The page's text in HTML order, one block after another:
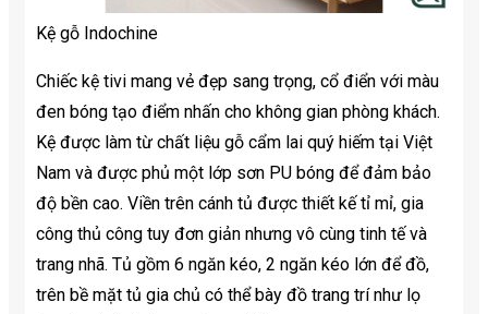
Kệ gỗ Indochine
Chiếc kệ tivi mang vẻ đẹp sang trọng, cổ điển với màu
đen bóng tạo điểm nhấn cho không gian phòng khách.
Kệ được làm từ chất liệu gỗ cẩm lai quý hiếm tại Việt
Nam và được phủ một lớp sơn PU bóng để đảm bảo
độ bền cao. Viền trên cánh tủ được thiết kế tỉ mỉ, gia
công thủ công tuy đơn giản nhưng vô cùng tinh tế và
trang nhã. Tủ gồm 6 ngăn kéo, 2 ngăn kéo lớn để đồ,
trên bề mặt tủ gia chủ có thể bày đồ trang trí như lọ